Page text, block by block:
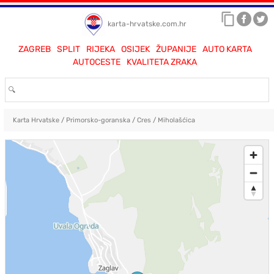
karta-hrvatske.com.hr
ZAGREB SPLIT RIJEKA OSIJEK ŽUPANIJE
AUTO KARTA
AUTOCESTE
KVALITETA ZRAKA
Karta Hrvatske/ Primorsko-goranska/ Cres / Miholašćica